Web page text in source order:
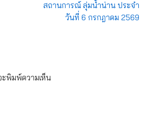
สถานการณ์ ลุ่มน้ำน่าน ประจำ
วันที่ 6 กรกฎาคม 2569
ะพิมพ์ความเห็น